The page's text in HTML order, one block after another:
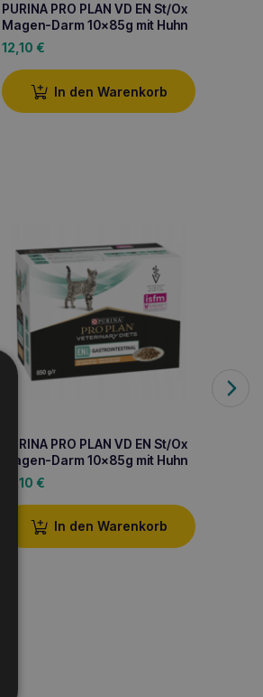
PURINA PRO PLAN VD EN St/Ox
Magen-Darm 10x85g mit Huhn
12,10 €
In den Warenkorb
PURINA PRO PLAN VD EN St/Ox
Magen-Darm 10x85g mit Huhn
12,10 €
In den Warenkorb